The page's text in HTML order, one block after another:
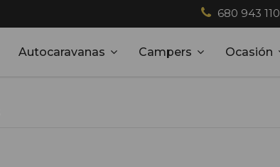
680 943 110
Autocaravanas Campers Ocasión